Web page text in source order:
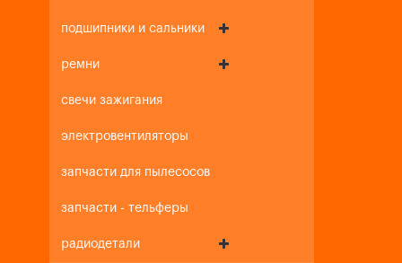
подшипники и сальники
ремни
свечи зажигания
электровентиляторы
запчасти для пылесосов
запчасти - тельферы
радиодетали